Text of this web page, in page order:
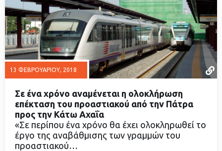
13 ΦΕΒΡΟΥΑΡΊΟΥ, 2018
ΔΙΑΒΑΣΤΕ ΠΕΡΙΣΣΟΤΕΡΑ
Σε ένα χρόνο αναμένεται η ολοκλήρωση
επέκταση του προαστιακού από την Πάτρα
προς την Κάτω Αχαΐα
«Σε περίπου ένα χρόνο θα έχει ολοκληρωθεί το
έργο της αναβάθμισης των γραμμών του
προαστιακού…